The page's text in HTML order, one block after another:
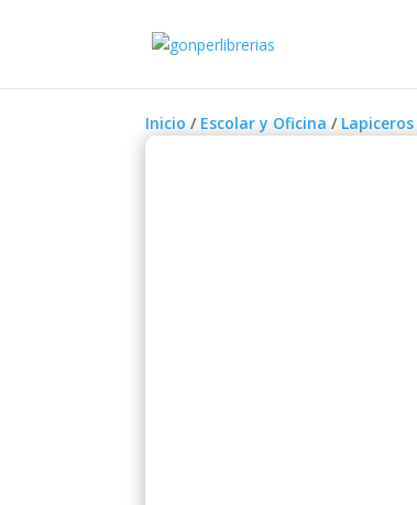
Inicio / Escolar y Oficina / Lapiceros